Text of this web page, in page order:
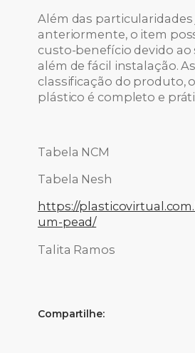
Além das particularidades
anteriormente, o item
custo-benefício devido ao
além de fácil instalação.
classificação do produto,
plástico é completo e
Tabela NCM
Tabela Nesh
https://
um-pead/
Talita Ramos
Compartilhe: